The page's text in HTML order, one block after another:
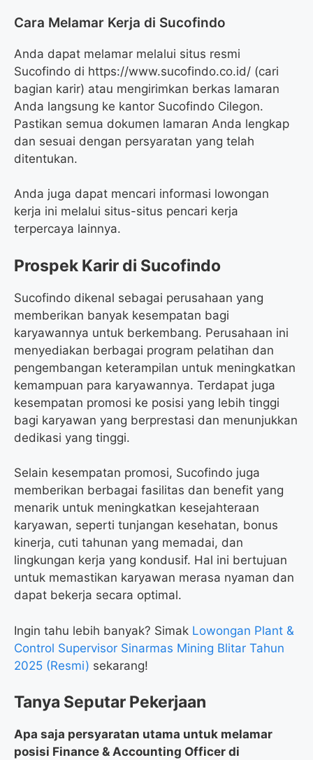
Cara Melamar Kerja di Sucofindo
Anda dapat melamar melalui situs resmi
Sucofindo di https://www.sucofindo.co.id/ (cari
bagian karir) atau mengirimkan berkas lamaran
Anda langsung ke kantor Sucofindo Cilegon.
Pastikan semua dokumen lamaran Anda lengkap
dan sesuai dengan persyaratan yang telah
ditentukan.
Anda juga dapat mencari informasi lowongan
kerja ini melalui situs-situs pencari kerja
terpercaya lainnya.
Prospek Karir di Sucofindo
Sucofindo dikenal sebagai perusahaan yang
memberikan banyak kesempatan bagi
karyawannya untuk berkembang. Perusahaan ini
menyediakan berbagai program pelatihan dan
pengembangan keterampilan untuk meningkatkan
kemampuan para karyawannya. Terdapat juga
kesempatan promosi ke posisi yang lebih tinggi
bagi karyawan yang berprestasi dan menunjukkan
dedikasi yang tinggi.
Selain kesempatan promosi, Sucofindo juga
memberikan berbagai fasilitas dan benefit yang
menarik untuk meningkatkan kesejahteraan
karyawan, seperti tunjangan kesehatan, bonus
kinerja, cuti tahunan yang memadai, dan
lingkungan kerja yang kondusif. Hal ini bertujuan
untuk memastikan karyawan merasa nyaman dan
dapat bekerja secara optimal.
Ingin tahu lebih banyak? Simak Lowongan Plant &
Control Supervisor Sinarmas Mining Blitar Tahun
2025 (Resmi) sekarang!
Tanya Seputar Pekerjaan
Apa saja persyaratan utama untuk melamar
posisi Finance & Accounting Officer di